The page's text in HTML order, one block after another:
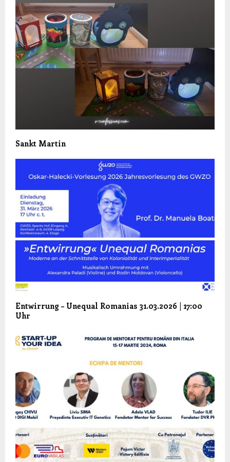
Sankt Martin
Entwirrung – Unequal Romanias 31.03.2026 | 17:00
Uhr